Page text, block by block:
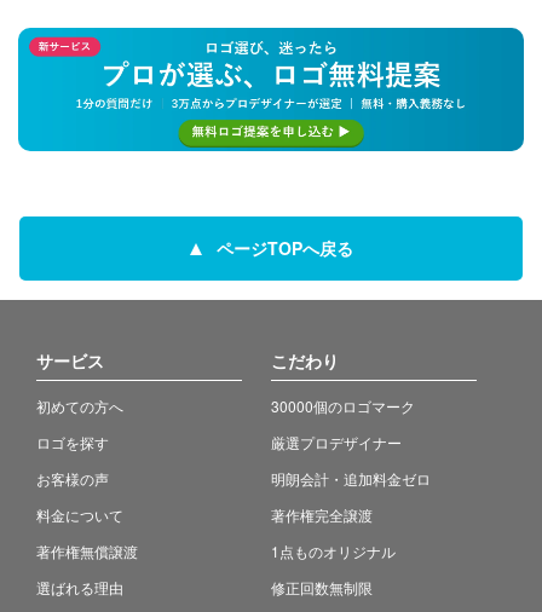
ページTOPへ戻る
サービス
初めての方へ
ロゴを探す
お客様の声
料金について
著作権無償譲渡
選ばれる理由
こだわり
30000個のロゴマーク
厳選プロデザイナー
明朗会計・追加料金ゼロ
著作権完全譲渡
1点ものオリジナル
修正回数無制限